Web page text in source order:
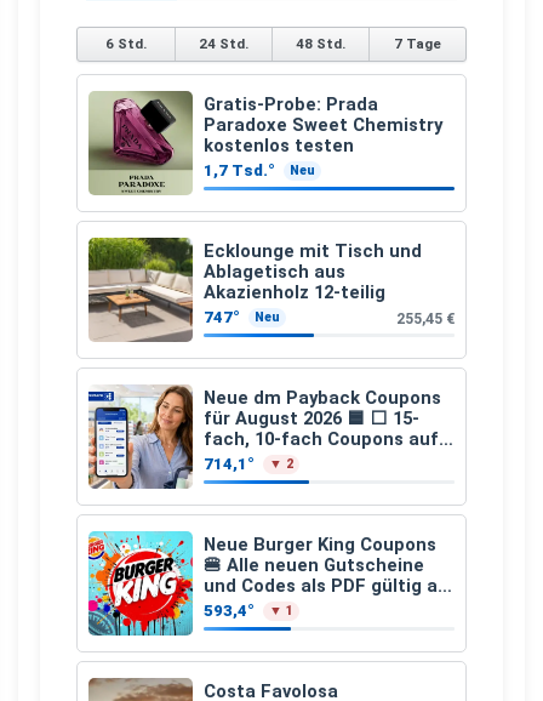
6 Std. 24 Std. 48 Std. 7 Tage
Gratis-Probe: Prada
Paradoxe Sweet Chemistry
kostenlos testen
1,7 Tsd.° Neu
Ecklounge mit Tisch und
Ablagetisch aus
Akazienholz 12-teilig
747° Neu 255,45 €
Neue dm Payback Coupons
für August 2026 🟦 ⬜ 15-
fach, 10-fach Coupons auf
den gesamten Einkauf ab 2
€
714,1° ▼ 2
Neue Burger King Coupons
🍔 Alle neuen Gutscheine
und Codes als PDF gültig ab
25.07.2026 bis 04.09.2026
593,4° ▼ 1
Costa Favolosa